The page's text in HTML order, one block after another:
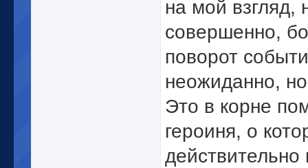
на мой взгляд,
совершенно,
поворот
неожиданно,
Это в корне
героиня, о
действительно